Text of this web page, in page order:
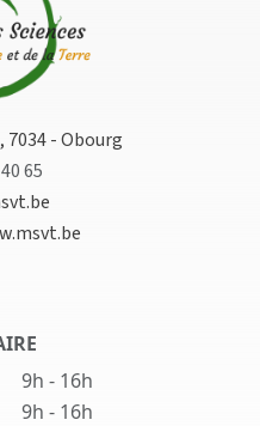
7034 - Obourg
65
9h - 16h
9h - 16h